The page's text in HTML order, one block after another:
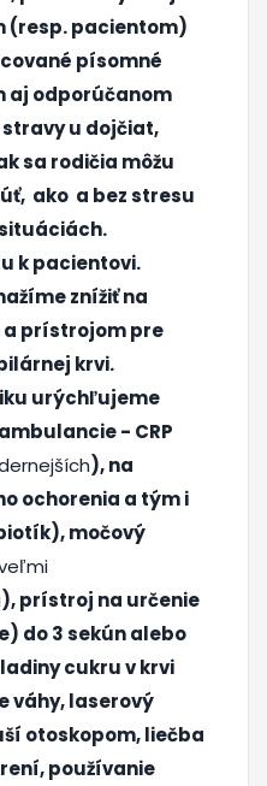
(resp. pacientom)
písomné
aj odporúčanom
u dojčiat,
sa rodičia môžu
ako a bez stresu
k pacientovi.
znížiť na
prístrojom pre
krvi.
urýchľujeme
- CRP
), na
ochorenia a tým i
močový
), prístroj na určenie
do 3 sekún alebo
cukru v krvi
váhy, laserový
otoskopom, liečba
používanie